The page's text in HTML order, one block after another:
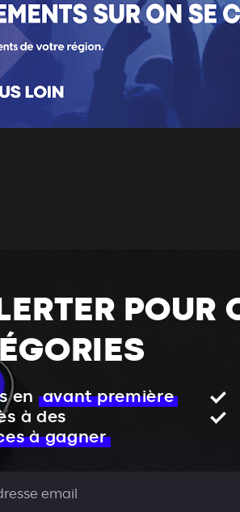
POUR
en
avant première
à des
à gagner